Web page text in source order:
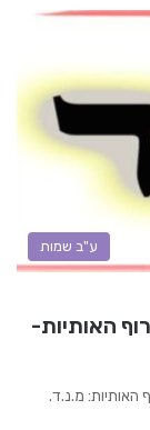
ע"ב שמות
האותיות-